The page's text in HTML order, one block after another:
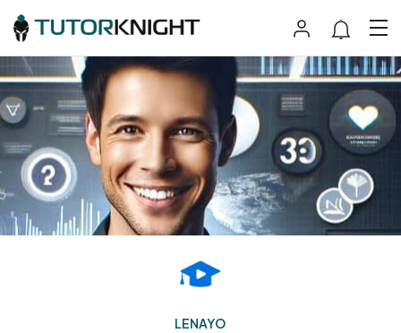
LENAYO